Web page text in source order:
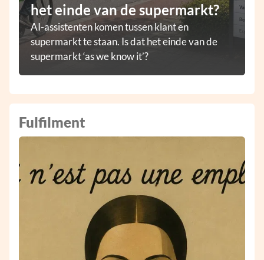
het einde van de supermarkt?
AI-assistenten komen tussen klant en
supermarkt te staan. Is dat het einde van de
supermarkt ‘as we know it’?
Fulfilment